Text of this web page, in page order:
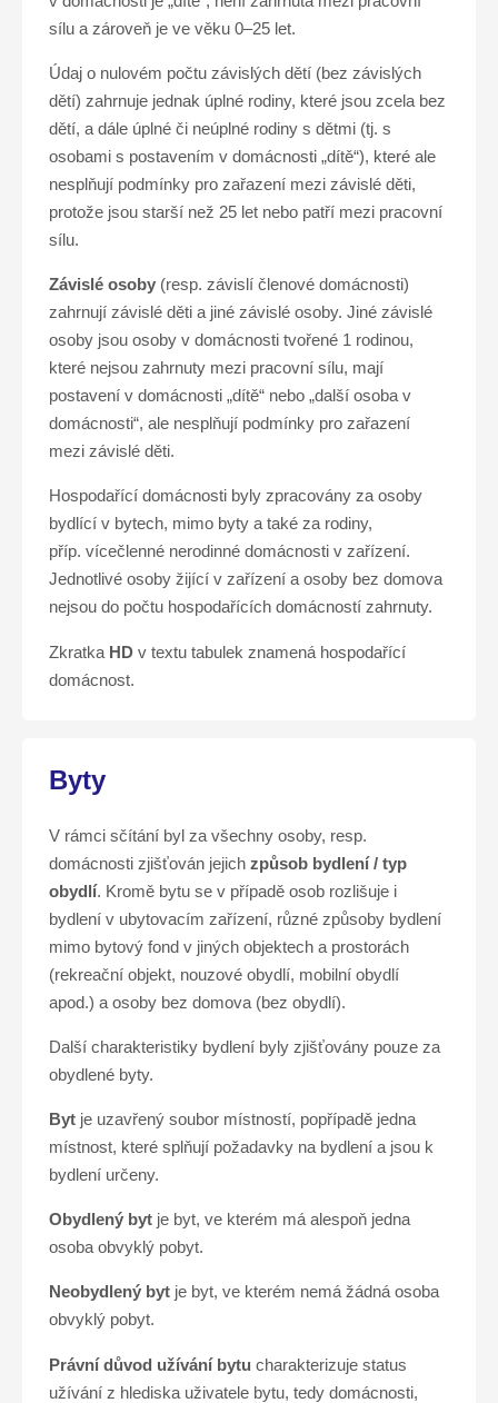
sílu a zároveň je ve věku 0–25 let.
Údaj o nulovém počtu závislých dětí (bez závislých
dětí) zahrnuje jednak úplné rodiny, které jsou zcela bez
dětí, a dále úplné či neúplné rodiny s dětmi (tj. s
osobami s postavením v domácnosti „dítě“), které ale
nesplňují podmínky pro zařazení mezi závislé děti,
protože jsou starší než 25 let nebo patří mezi pracovní
sílu.
Závislé osoby (resp. závislí členové domácnosti)
zahrnují závislé děti a jiné závislé osoby. Jiné závislé
osoby jsou osoby v domácnosti tvořené 1 rodinou,
které nejsou zahrnuty mezi pracovní sílu, mají
postavení v domácnosti „dítě“ nebo „další osoba v
domácnosti“, ale nesplňují podmínky pro zařazení
mezi závislé děti.
Hospodařící domácnosti byly zpracovány za osoby
bydlící v bytech, mimo byty a také za rodiny,
příp. vícečlenné nerodinné domácnosti v zařízení.
Jednotlivé osoby žijící v zařízení a osoby bez domova
nejsou do počtu hospodařících domácností zahrnuty.
Zkratka HD v textu tabulek znamená hospodařící
domácnost.
Byty
V rámci sčítání byl za všechny osoby, resp.
domácnosti zjišťován jejich způsob bydlení / typ
obydlí. Kromě bytu se v případě osob rozlišuje i
bydlení v ubytovacím zařízení, různé způsoby bydlení
mimo bytový fond v jiných objektech a prostorách
(rekreační objekt, nouzové obydlí, mobilní obydlí
apod.) a osoby bez domova (bez obydlí).
Další charakteristiky bydlení byly zjišťovány pouze za
obydlené byty.
Byt je uzavřený soubor místností, popřípadě jedna
místnost, které splňují požadavky na bydlení a jsou k
bydlení určeny.
Obydlený byt je byt, ve kterém má alespoň jedna
osoba obvyklý pobyt.
Neobydlený byt je byt, ve kterém nemá žádná osoba
obvyklý pobyt.
Právní důvod užívání bytu charakterizuje status
užívání z hlediska uživatele bytu, tedy domácnosti,